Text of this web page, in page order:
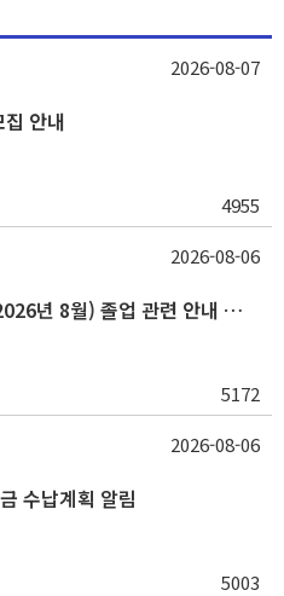
안내
4955
2026-08-07
★ [졸업] 2025학년도 후기(2026년 8월) 졸업 관련 안내 및 확정자 명단 공지
5172
2026-08-06
수납계획 알림
5003
2026-08-06